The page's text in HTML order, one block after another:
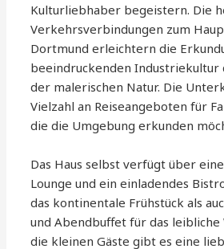
Kulturliebhaber begeistern. Die
Verkehrsverbindungen zum
Dortmund erleichtern die
beeindruckenden Industriekultur
der malerischen Natur. Die
Vielzahl an Reiseangeboten für
die die Umgebung erkunden
Das Haus selbst verfügt über
Lounge und ein einladendes
das kontinentale Frühstück als
und Abendbuffet für das leibliche
die kleinen Gäste gibt es eine